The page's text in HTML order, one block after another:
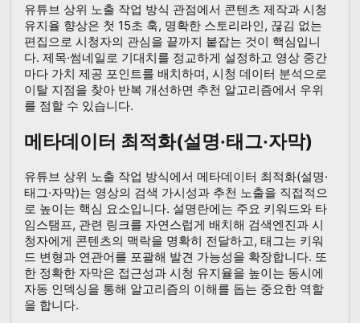
유튜브 상위 노출 작업 방식 관점에서 콘텐츠 제작과 시청
유지율 향상은 첫 15초 훅, 명확한 스토리라인, 끊김 없는
편집으로 시청자의 관심을 끝까지 붙잡는 것이 핵심입니
다. 제목·썸네일로 기대치를 정교하게 설정하고 영상 중간
마다 가치 제공 포인트를 배치하며, 시청 데이터 분석으로
이탈 지점을 찾아 반복 개선하면 추천 알고리즘에서 우위
를 점할 수 있습니다.
메타데이터 최적화(설명·태그·자막)
유튜브 상위 노출 작업 방식에서 메타데이터 최적화(설명·
태그·자막)는 영상의 검색 가시성과 추천 노출을 직접적으
로 높이는 핵심 요소입니다. 설명란에는 주요 키워드와 타
임스탬프, 관련 링크를 자연스럽게 배치해 검색엔진과 시
청자에게 콘텐츠의 맥락을 명확히 전달하고, 태그는 키워
드 변형과 연관어를 포괄해 발견 가능성을 확장합니다. 또
한 정확한 자막은 접근성과 시청 유지율을 높이는 동시에
자동 인덱싱을 통해 알고리즘의 이해를 돕는 중요한 역할
을 합니다.